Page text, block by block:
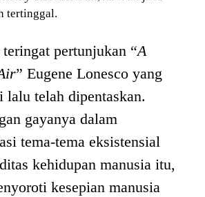
tertinggal.
pertunjukan “A
” Eugene Lonesco yang
lalu telah dipentaskan.
gayanya dalam
tema-tema eksistensial
kehidupan manusia itu,
kesepian manusia